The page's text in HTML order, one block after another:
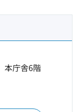
本庁舎6階